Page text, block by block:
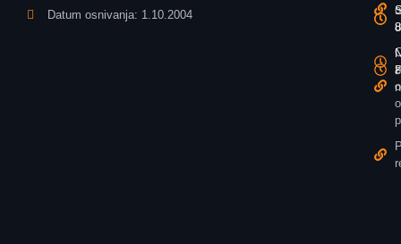
Datum osnivanja: 1.10.2004